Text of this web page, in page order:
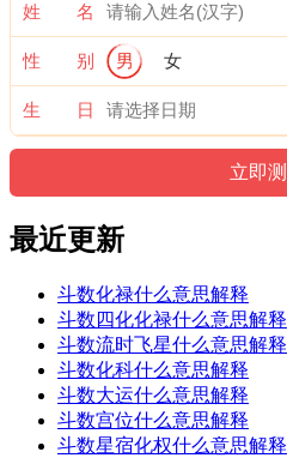
姓 名
性 别 男 女
生 日
最近更新
斗数化禄什么意思解释
斗数四化化禄什么意思解释
斗数流时飞星什么意思解释
斗数化科什么意思解释
斗数大运什么意思解释
斗数宫位什么意思解释
斗数星宿化权什么意思解释